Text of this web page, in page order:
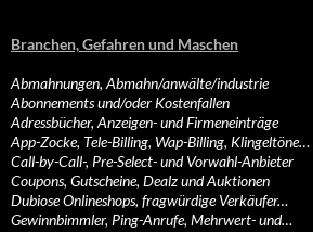
Branchen, Gefahren und Maschen
Abmahnungen, Abmahn/anwälte/industrie
Abonnements und/oder Kostenfallen
Adressbücher, Anzeigen- und Firmeneinträge
App-Zocke, Tele-Billing, Wap-Billing, Klingeltöne…
Call-by-Call-, Pre-Select- und Vorwahl-Anbieter
Coupons, Gutscheine, Dealz und Auktionen
Dubiose Onlineshops, fragwürdige Verkäufer…
Gewinnbimmler, Ping-Anrufe, Mehrwert- und…